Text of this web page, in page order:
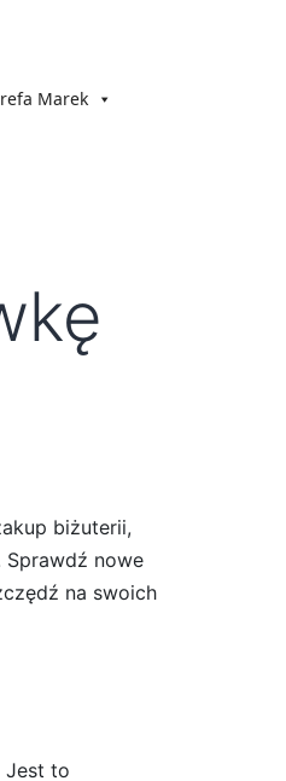
Marek
biżuterii,
Sprawdź nowe
na swoich
Jest to